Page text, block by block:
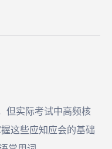
但实际考试中高频核
这些应知应会的基础